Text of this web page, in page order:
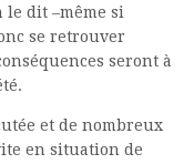
le dit –même si
se retrouver
seront à
et de nombreux
en situation de